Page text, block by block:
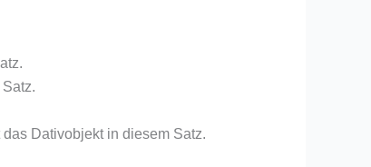
Dativobjekt in diesem Satz.